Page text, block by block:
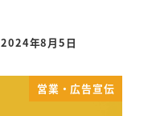
2024年8月5日
営業・広告宣伝